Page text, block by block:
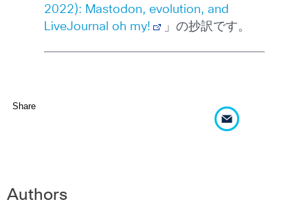
2022): Mastodon, evolution, and
LiveJournal oh my!
」の抄訳です。
Share
Authors